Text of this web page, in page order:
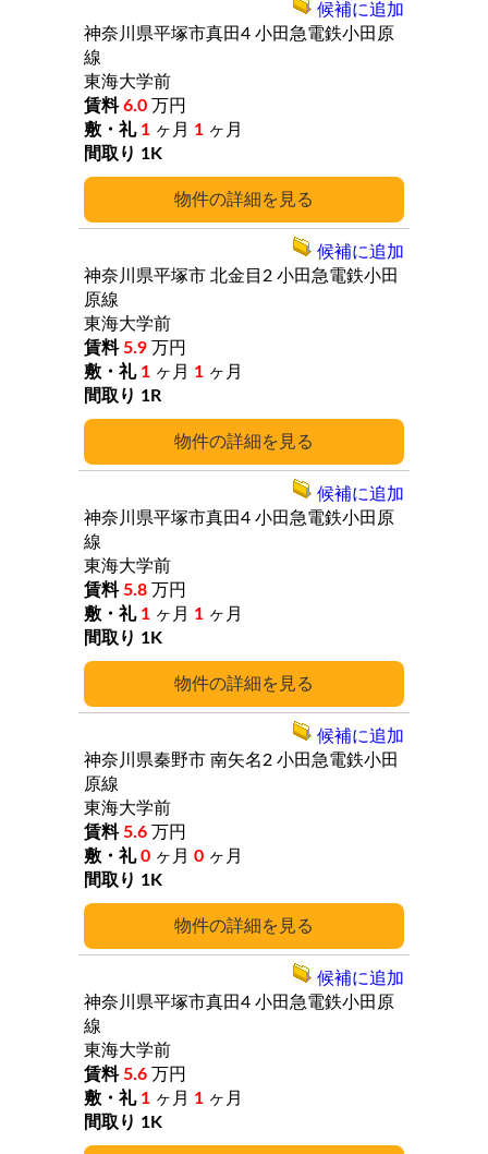
詳細
神奈川県平塚市真田4 小田急電鉄小田原
線
東海大学前
6.0 万円
1 ヶ月 1 ヶ月
1K
候補に追加
詳細
神奈川県平塚市 北金目2 小田急電鉄小田
原線
東海大学前
5.9 万円
1 ヶ月 1 ヶ月
1R
候補に追加
詳細
神奈川県平塚市真田4 小田急電鉄小田原
線
東海大学前
5.8 万円
1 ヶ月 1 ヶ月
1K
候補に追加
詳細
神奈川県秦野市 南矢名2 小田急電鉄小田
原線
東海大学前
5.6 万円
0 ヶ月 0 ヶ月
1K
候補に追加
神奈川県平塚市真田4 小田急電鉄小田原
線
東海大学前
5.6 万円
1 ヶ月 1 ヶ月
1K
候補に追加